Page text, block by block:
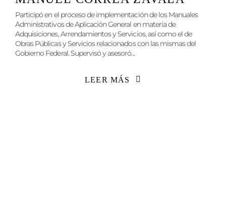
Participó en el proceso de implementación de los Manuales
Administrativos de Aplicación General en materia de
Adquisiciones, Arrendamientos y Servicios, así como el de
Obras Públicas y Servicios relacionados con las mismas del
Gobierno Federal. Supervisó y asesoró...
LEER MÁS